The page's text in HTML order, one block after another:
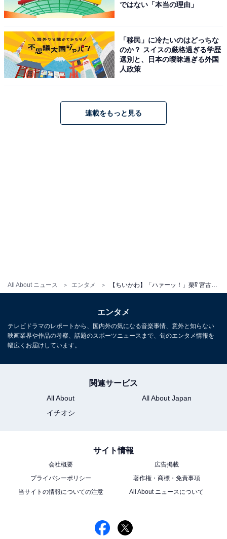
All About ニュース エンタメ
1 2
ではない「本当の理由」
「移民」に冷たいのはどっちな
のか？ スイスの厳格過ぎる学歴
選別と、日本の曖昧過ぎる外国
人政策
連載をもっと見る
エンタメ
テレビドラマのレポートから、国内外の気になる音楽事情、意外と知らない
映画業界や作品の考察、話題のスポーツニュースまで、旬のエンタメ情報を
幅広くお届けしています。
関連サービス
All About
All About Japan
イチオシ
サイト情報
会社概要
広告掲載
プライバシーポリシー
著作権・商標・免責事項
当サイトの情報についての注意
All About ニュースについて